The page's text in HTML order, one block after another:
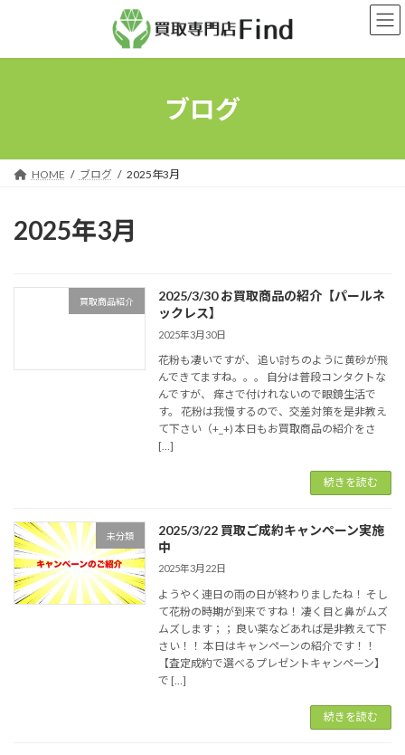
ン
ー
ブログ
HOME ブログ 2025年3月
2025年3月
買取商品紹介
2025/3/30 お買取商品の紹介【パールネ
ックレス】
2025年3月30日
花粉も凄いですが、 追い討ちのように黄砂が飛
んできてますね。。。 自分は普段コンタクトな
んですが、 痒さで付けれないので眼鏡生活で
す。 花粉は我慢するので、交差対策を是非教え
て下さい（+_+) 本日もお買取商品の紹介をさ
[…]
続きを読む
未分類
2025/3/22 買取ご成約キャンペーン実施
中
2025年3月22日
ようやく連日の雨の日が終わりましたね！ そし
て花粉の時期が到来ですね！ 凄く目と鼻がムズ
ムズします；； 良い薬などあれば是非教えて下
さい！！ 本日はキャンペーンの紹介です！！
【査定成約で選べるプレゼントキャンペーン】
で […]
続きを読む